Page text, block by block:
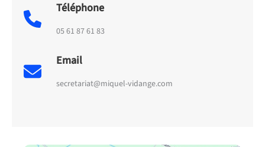
Téléphone
05 61 87 61 83
Email
secretariat@miquel-vidange.com